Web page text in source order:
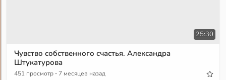
25:30
Чувство собственного счастья. Александра
Штукатурова
451 просмотр · 7 месяцев назад